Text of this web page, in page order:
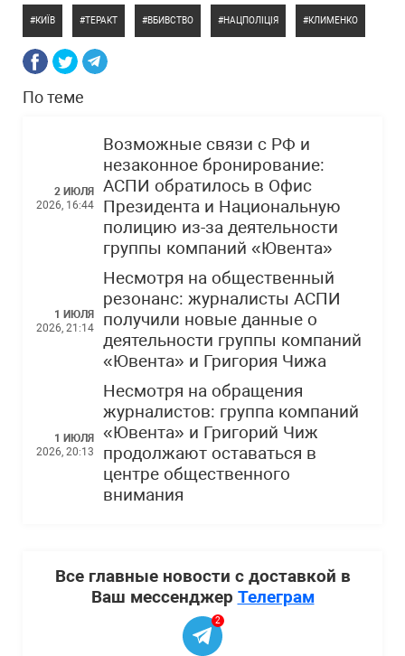
КИЇВ ТЕРАКТ ВБИВСТВО НАЦПОЛІЦІЯ КЛИМЕНКО
По теме
2 ИЮЛЯ
2026, 16:44
Возможные связи с РФ и
незаконное бронирование:
АСПИ обратилось в Офис
Президента и Национальную
полицию из-за деятельности
группы компаний «Ювента»
1 ИЮЛЯ
2026, 21:14
Несмотря на общественный
резонанс: журналисты АСПИ
получили новые данные о
деятельности группы компаний
«Ювента» и Григория Чижа
1 ИЮЛЯ
2026, 20:13
Несмотря на обращения
журналистов: группа компаний
«Ювента» и Григорий Чиж
продолжают оставаться в
центре общественного
внимания
Все главные новости с доставкой в
Ваш мессенджер Телеграм
2